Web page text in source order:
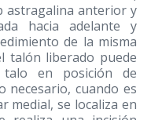
astragalina anterior y
hacia adelante y
de la misma
talón liberado puede
en posición de
necesario, cuando es
medial, se localiza en